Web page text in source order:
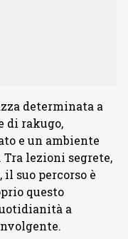
determinata a
di rakugo,
e un ambiente
lezioni segrete,
suo percorso è
questo
a